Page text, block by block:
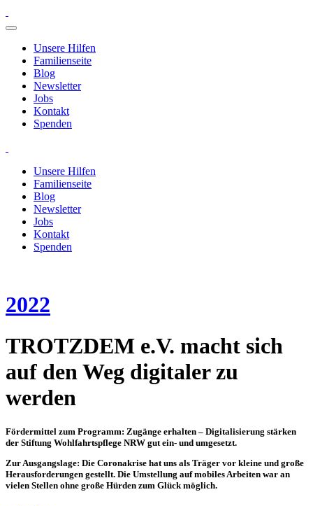
Unsere Hilfen
Familienseite
Blog
Newsletter
Jobs
Kontakt
Spenden
Unsere Hilfen
Familienseite
Blog
Newsletter
Jobs
Kontakt
Spenden
2022
TROTZDEM e.V. macht sich
auf den Weg digitaler zu
werden
Fördermittel zum Programm: Zugänge erhalten – Digitalisierung stärken
der Stiftung Wohlfahrtspflege NRW gut ein- und umgesetzt.
Zur Ausgangslage: Die Coronakrise hat uns als Träger vor kleine und große
Herausforderungen gestellt. Die Umstellung auf mobiles Arbeiten war an
vielen Stellen ohne große Hürden zum Glück möglich.